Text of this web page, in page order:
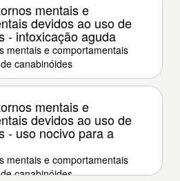
mentais e
devidos ao uso de
- intoxicação aguda
mentais e comportamentais
canabinóides
mentais e
devidos ao uso de
- uso nocivo para a
mentais e comportamentais
canabinóides